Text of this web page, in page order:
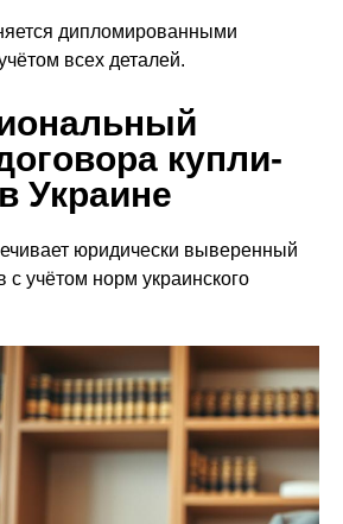
дипломированными
всех деталей.
купли-
Украине
юридически выверенный
с учётом норм украинского